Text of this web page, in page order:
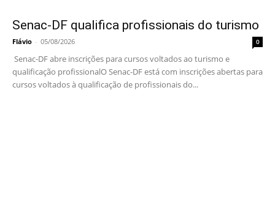
Senac-DF qualifica profissionais do turismo
Flávio - 05/08/2026 0
Senac-DF abre inscrições para cursos voltados ao turismo e
qualificação profissionalO Senac-DF está com inscrições abertas para
cursos voltados à qualificação de profissionais do...